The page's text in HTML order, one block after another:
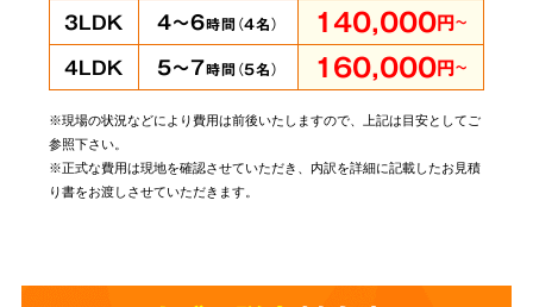
3LDK 4～6時間（4名） 140,000円～
4LDK 5～7時間（5名） 160,000円～
※現場の状況などにより費用は前後いたしますので、上記は目安としてご
参照下さい。
※正式な費用は現地を確認させていただき、内訳を詳細に記載したお見積
り書をお渡しさせていただきます。